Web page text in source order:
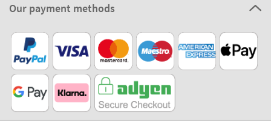
Our payment methods